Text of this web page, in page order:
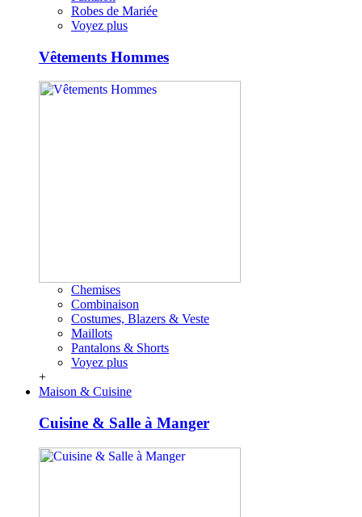
Robes de Mariée
Voyez plus
Vêtements Hommes
Chemises
Combinaison
Costumes, Blazers & Veste
Maillots
Pantalons & Shorts
Voyez plus
+
Maison & Cuisine
Cuisine & Salle à Manger